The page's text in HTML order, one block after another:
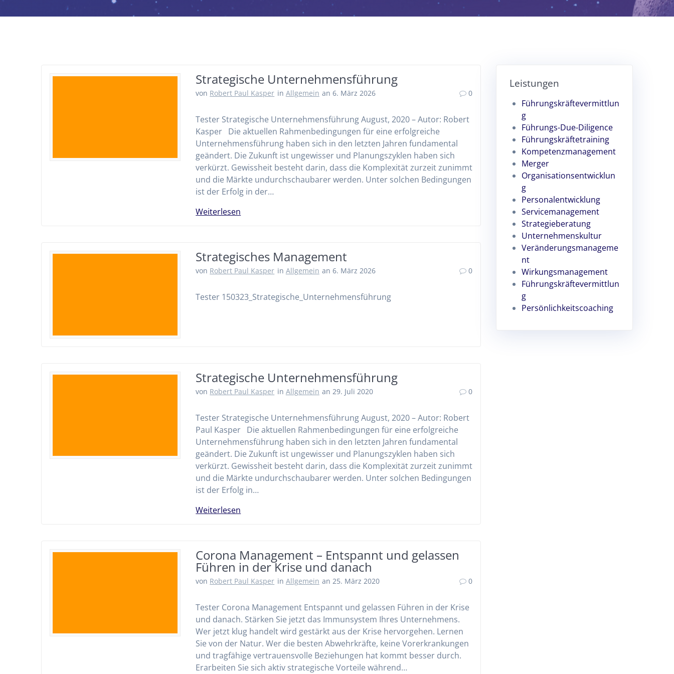
Strategische Unternehmensführung
von Robert Paul Kasper in Allgemein an 6. März 2026 0
Tester Strategische Unternehmensführung August, 2020 – Autor: Robert
Kasper Die aktuellen Rahmenbedingungen für eine erfolgreiche
Unternehmensführung haben sich in den letzten Jahren fundamental
geändert. Die Zukunft ist ungewisser und Planungszyklen haben sich
verkürzt. Gewissheit besteht darin, dass die Komplexität zurzeit zunimmt
und die Märkte undurchschaubarer werden. Unter solchen Bedingungen
ist der Erfolg in der…
Weiterlesen
Strategisches Management
von Robert Paul Kasper in Allgemein an 6. März 2026 0
Tester 150323_Strategische_Unternehmensführung
Strategische Unternehmensführung
von Robert Paul Kasper in Allgemein an 29. Juli 2020 0
Tester Strategische Unternehmensführung August, 2020 – Autor: Robert
Paul Kasper Die aktuellen Rahmenbedingungen für eine erfolgreiche
Unternehmensführung haben sich in den letzten Jahren fundamental
geändert. Die Zukunft ist ungewisser und Planungszyklen haben sich
verkürzt. Gewissheit besteht darin, dass die Komplexität zurzeit zunimmt
und die Märkte undurchschaubarer werden. Unter solchen Bedingungen
ist der Erfolg in…
Weiterlesen
Corona Management – Entspannt und gelassen
Führen in der Krise und danach
von Robert Paul Kasper in Allgemein an 25. März 2020 0
Tester Corona Management Entspannt und gelassen Führen in der Krise
und danach. Stärken Sie jetzt das Immunsystem Ihres Unternehmens.
Wer jetzt klug handelt wird gestärkt aus der Krise hervorgehen. Lernen
Sie von der Natur. Wer die besten Abwehrkräfte, keine Vorerkrankungen
und tragfähige vertrauensvolle Beziehungen hat kommt besser durch.
Erarbeiten Sie sich aktiv strategische Vorteile während…
Leistungen
Führungskräftevermittlun
g
Führungs-Due-Diligence
Führungskräftetraining
Kompetenzmanagement
Merger
Organisationsentwicklun
g
Personalentwicklung
Servicemanagement
Strategieberatung
Unternehmenskultur
Veränderungsmanageme
nt
Wirkungsmanagement
Führungskräftevermittlun
g
Persönlichkeitscoaching